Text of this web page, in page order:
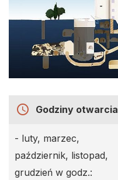
access_time Godziny otwarcia
- luty, marzec,
październik, listopad,
grudzień w godz.: